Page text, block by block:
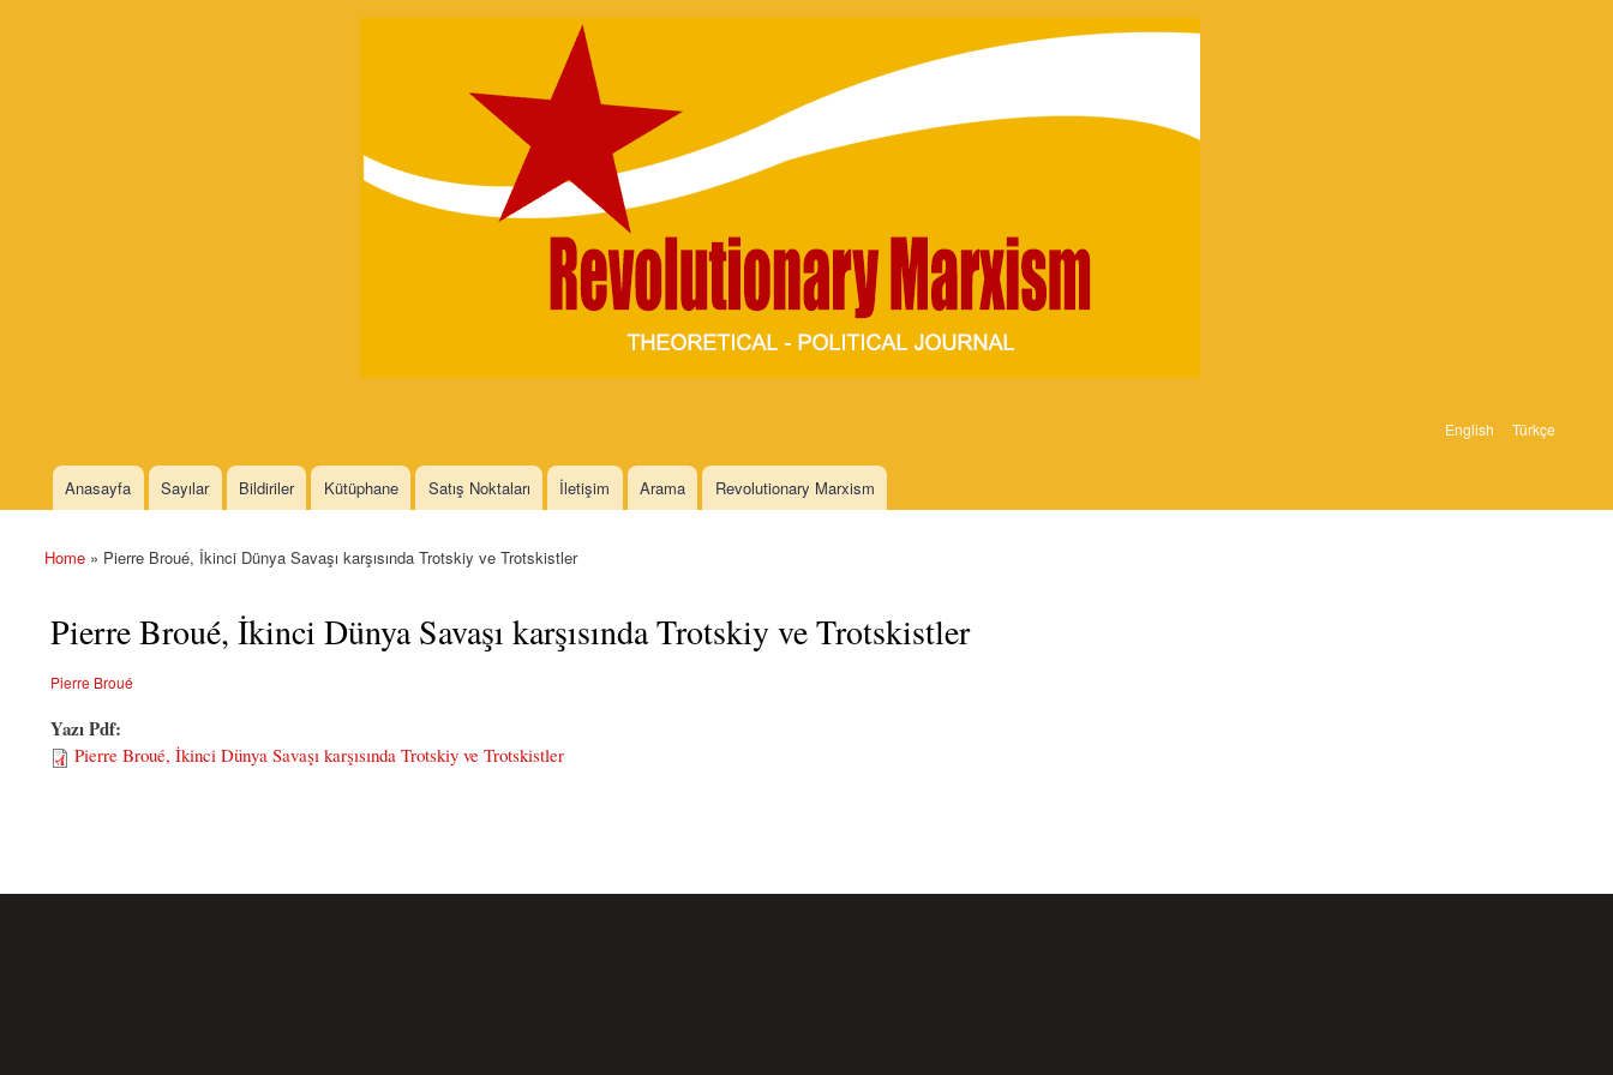
Skip to
English Türkçe
Main menu
Anasayfa Sayılar Bildiriler Kütüphane Satış Noktaları İletişim Arama Revolutionary Marxism
You are here
Home » Pierre Broué, İkinci Dünya Savaşı karşısında Trotskiy ve Trotskistler
Pierre Broué, İkinci Dünya Savaşı karşısında Trotskiy ve Trotskistler
Pierre Broué
Yazı Pdf:
Pierre Broué, İkinci Dünya Savaşı karşısında Trotskiy ve Trotskistler